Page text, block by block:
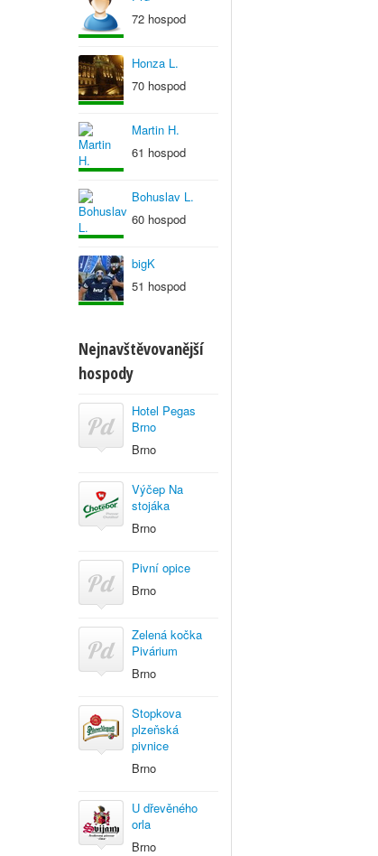
72 hospod
Honza L.
70 hospod
Martin H.
61 hospod
Bohuslav L.
60 hospod
bigK
51 hospod
Nejnavštěvovanější
hospody
Hotel Pegas
Brno
Brno
Výčep Na
stojáka
Brno
Pivní opice
Brno
Zelená kočka
Pivárium
Brno
Stopkova
plzeňská
pivnice
Brno
U dřevěného
orla
Brno